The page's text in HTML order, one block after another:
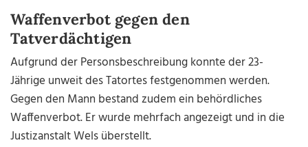
Waffenverbot gegen den
Tatverdächtigen
Aufgrund der Personsbeschreibung konnte der 23-
Jährige unweit des Tatortes festgenommen werden.
Gegen den Mann bestand zudem ein behördliches
Waffenverbot. Er wurde mehrfach angezeigt und in die
Justizanstalt Wels überstellt.